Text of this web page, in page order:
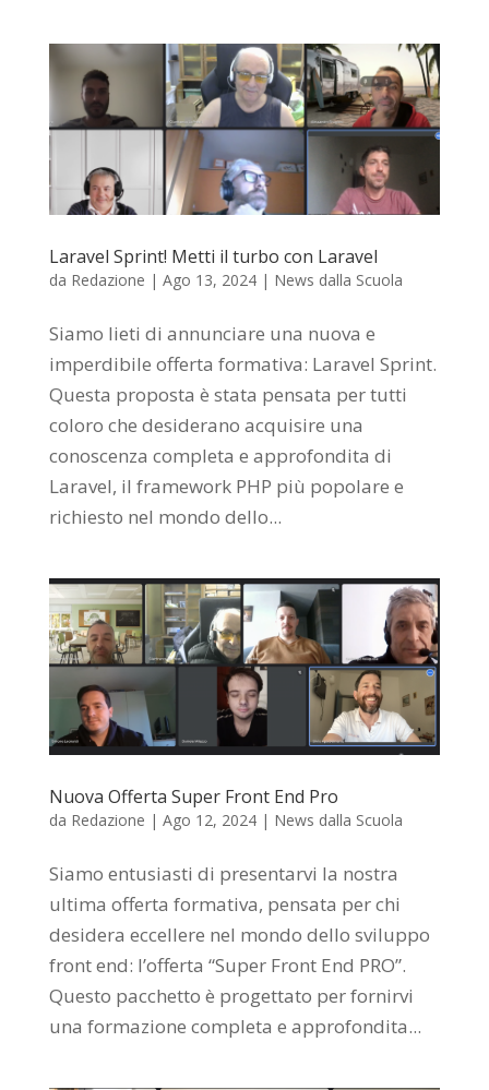
Laravel Sprint! Metti il turbo con Laravel
da Redazione | Ago 13, 2024| News dalla Scuola
Siamo lieti di annunciare una nuova e
imperdibile offerta formativa: Laravel Sprint.
Questa proposta è stata pensata per tutti
coloro che desiderano acquisire una
conoscenza completa e approfondita di
Laravel, il framework PHP più popolare e
richiesto nel mondo dello...
Nuova Offerta Super Front End Pro
da Redazione | Ago 12, 2024| News dalla Scuola
Siamo entusiasti di presentarvi la nostra
ultima offerta formativa, pensata per chi
desidera eccellere nel mondo dello sviluppo
front end: l’offerta “Super Front End PRO”.
Questo pacchetto è progettato per fornirvi
una formazione completa e approfondita...